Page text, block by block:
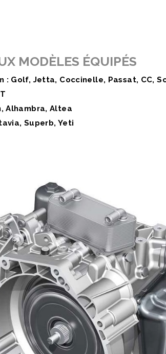
MODÈLES ÉQUIPÉS
: Golf, Jetta, Coccinelle, Passat, CC,
Alhambra, Altea
Superb, Yeti